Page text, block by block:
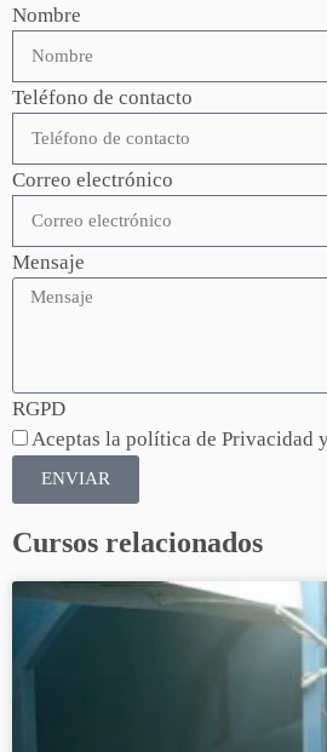
Nombre
Teléfono de contacto
Correo electrónico
Mensaje
RGPD
Aceptas la política de Privacidad
ENVIAR
Cursos relacionados